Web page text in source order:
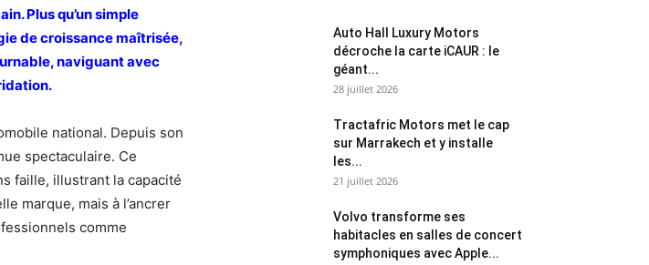
Plus qu’un simple
de croissance maîtrisée,
naviguant avec
national. Depuis son
spectaculaire. Ce
faille, illustrant la capacité
marque, mais à l’ancrer
comme
Auto Hall Luxury Motors
décroche la carte iCAUR : le
géant...
28 juillet 2026
Tractafric Motors met le cap
sur Marrakech et y installe
les...
21 juillet 2026
Volvo transforme ses
habitacles en salles de concert
symphoniques avec Apple...